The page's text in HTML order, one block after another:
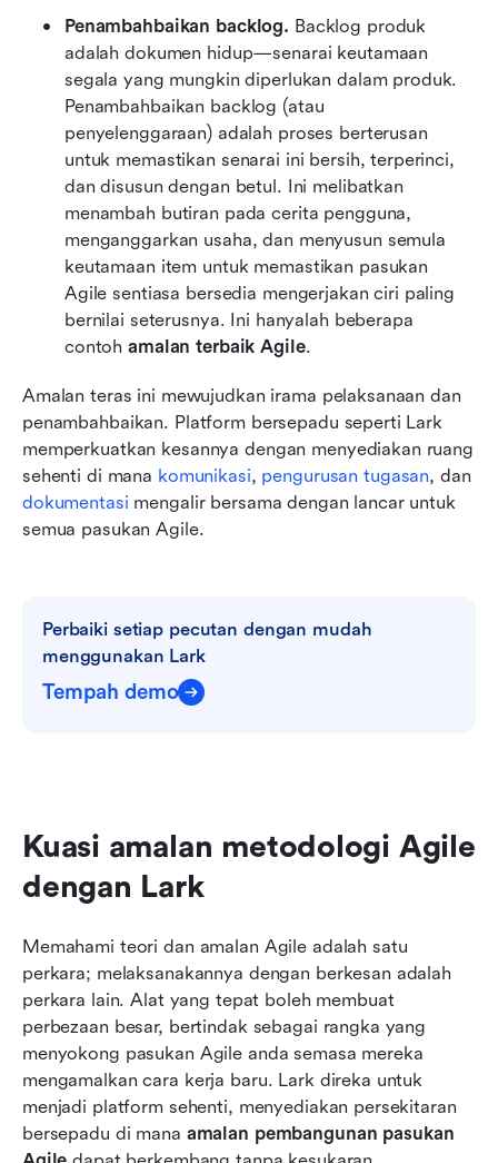
Penambahbaikan backlog. Backlog produk
adalah dokumen hidup—senarai keutamaan
segala yang mungkin diperlukan dalam produk.
Penambahbaikan backlog (atau
penyelenggaraan) adalah proses berterusan
untuk memastikan senarai ini bersih, terperinci,
dan disusun dengan betul. Ini melibatkan
menambah butiran pada cerita pengguna,
menganggarkan usaha, dan menyusun semula
keutamaan item untuk memastikan pasukan
Agile sentiasa bersedia mengerjakan ciri paling
bernilai seterusnya. Ini hanyalah beberapa
contoh amalan terbaik Agile.
Amalan teras ini mewujudkan irama pelaksanaan dan
penambahbaikan. Platform bersepadu seperti Lark
memperkuatkan kesannya dengan menyediakan ruang
sehenti di mana komunikasi, pengurusan tugasan
dokumentasi mengalir bersama dengan lancar untuk
semua pasukan Agile.
Perbaiki setiap pecutan dengan mudah
menggunakan Lark
Tempah demo
Kuasi amalan metodologi Agile
dengan Lark
Memahami teori dan amalan Agile adalah satu
perkara; melaksanakannya dengan berkesan adalah
perkara lain. Alat yang tepat boleh membuat
perbezaan besar, bertindak sebagai rangka yang
menyokong pasukan Agile anda semasa mereka
mengamalkan cara kerja baru. Lark direka untuk
menjadi platform sehenti, menyediakan persekitaran
bersepadu di mana amalan pembangunan pasukan